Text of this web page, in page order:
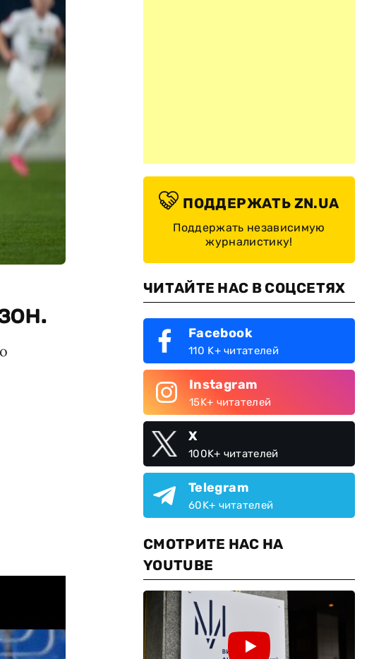
ПОДДЕРЖАТЬ ZN.UA
Поддержать независимую
журналистику!
ЧИТАЙТЕ НАС В СОЦСЕТЯХ
Facebook
110 K+ читателей
Instagram
15K+ читателей
X
100K+ читателей
Telegram
60K+ читателей
СМОТРИТЕ НАС НА
YOUTUBE